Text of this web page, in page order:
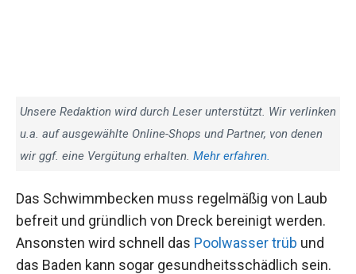
Unsere Redaktion wird durch Leser unterstützt. Wir verlinken
u.a. auf ausgewählte Online-Shops und Partner, von denen
wir ggf. eine Vergütung erhalten. Mehr erfahren.
Das Schwimmbecken muss regelmäßig von Laub
befreit und gründlich von Dreck bereinigt werden.
Ansonsten wird schnell das Poolwasser trüb und
das Baden kann sogar gesundheitsschädlich sein.